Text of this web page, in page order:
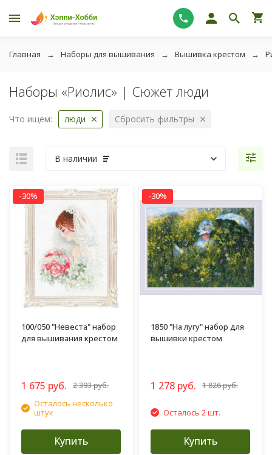
Главная Наборы для вышивания Вышивка крестом
Наборы «Риолис» | Сюжет люди
Что ищем: люди Сбросить фильтры
В наличии
-30%
100/050 "Невеста" набор
для вышивания крестом
1 675 руб. 2 393 руб.
Осталось несколько
штук
Купить
-30%
1850 "На лугу" набор для
вышивки крестом
1 278 руб. 1 826 руб.
Осталось 2 шт.
Купить